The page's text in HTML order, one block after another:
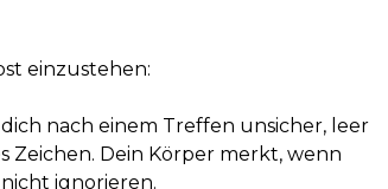
einzustehen:
nach einem Treffen unsicher, leer
Zeichen. Dein Körper merkt, wenn
ignorieren.